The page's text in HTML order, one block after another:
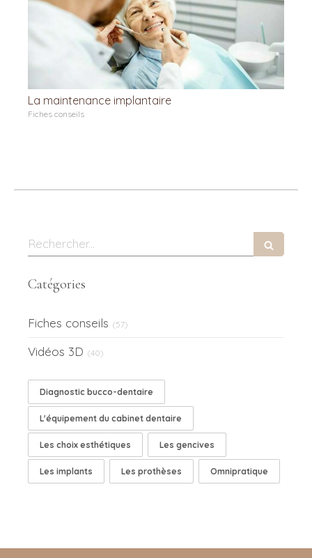
La maintenance implantaire
Fiches conseils
Rechercher
Catégories
Fiches conseils (57)
Vidéos 3D (40)
Diagnostic bucco-dentaire
L'équipement du cabinet dentaire
Les choix esthétiques Les gencives
Les implants Les prothèses Omnipratique